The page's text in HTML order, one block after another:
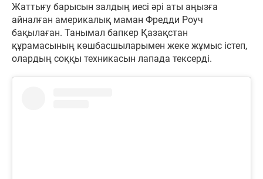
Жаттығу барысын залдың иесі әрі аты аңызға
айналған америкалық маман Фредди Роуч
бақылаған. Танымал бапкер Қазақстан
құрамасының көшбасшыларымен жеке жұмыс істеп,
олардың соққы техникасын лапада тексерді.